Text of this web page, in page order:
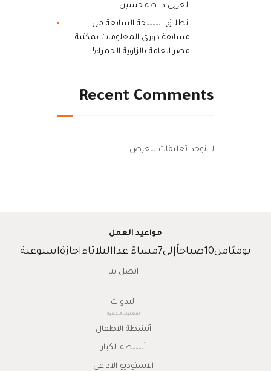
العربي د. طه حسين
انطلاق النسخة السابعة من
مسابقة دوري المعلومات بمكتبة
مصر العامة بالزاوية الحمراء!
Recent Comments
لا توجد تعليقات للعرض.
مواعيد العمل
يوميًامن10صباحاًإلى7مساءً عداالثلاثاءاجازةاسبوعية
اتصل بنا
الندوات
الفعاليات الثقافية
أنشطة الاطفال
أنشطة الكبار
الاستوديو الاذاعي